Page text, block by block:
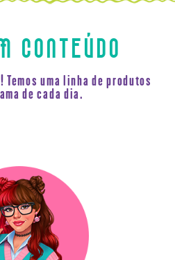
CONTEÚDO
uma linha de produtos
de cada dia.